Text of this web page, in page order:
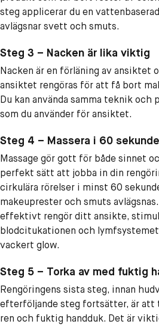
steg applicerar du en
avlägsnar svett och smuts.
Steg 3 – Nacken är lika viktig
Nacken är en förläning av ansiktet
ansiktet rengöras för att få bort
Du kan använda samma teknik och
som du använder för ansiktet.
Steg 4 – Massera i 60
Massage gör gott för både sinnet
perfekt sätt att jobba in din
cirkulära rörelser i minst 60
makeuprester och smuts
effektivt rengör ditt ansikte,
blodcitukationen och
vackert glow.
Steg 5 – Torka av med fuktig
Rengöringens sista steg, innan
efterföljande steg fortsätter, är att
ren och fuktig handduk. Det är